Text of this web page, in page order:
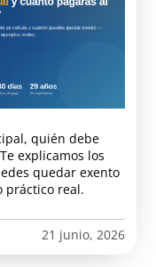
quién debe
explicamos los
quedar exento
práctico real.
21 junio, 2026